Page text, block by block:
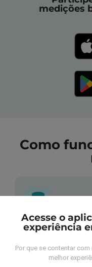
medições
Como
De onde vem
As medidas
utilizadores do
Acesse o
experiência
Por que se contentar
melhor